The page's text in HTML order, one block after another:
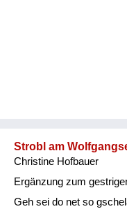
Strobl am
Christine Hofbauer
Ergänzung zum
Geh sei do net so